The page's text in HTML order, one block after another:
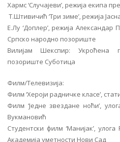
Хармс ‘Случајеви’, режија екипа
Т.Штивичић ‘Три зиме’, режија
Е.Лу ‘Доплер’, режија
Српско народно позориште
Вилијам Шекспир: Укроћена
позориште Суботица
Филм/Телевизија:
Филм ‘Хероји радничке класе’,
Филм ‘Једне звездане ноћи’,
Вукмановић
Студентски филм ‘Манијак’,
Академија уметности Нови Сад